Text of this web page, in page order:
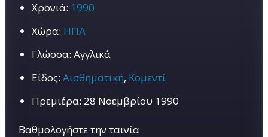
Χρονιά: 1990
Χώρα: ΗΠΑ
Γλώσσα: Αγγλικά
Είδος: Αισθηματική, Κομεντί
Πρεμιέρα: 28 Νοεμβρίου 1990
Βαθμολογήστε την ταινία